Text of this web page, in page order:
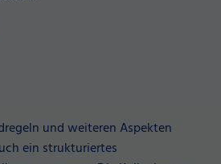
und weiteren Aspekten
ein strukturiertes